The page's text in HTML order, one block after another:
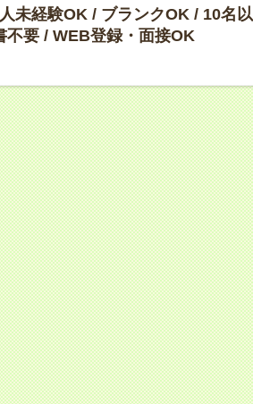
未経験OK / ブランクOK / 10名以
不要 / WEB登録・面接OK